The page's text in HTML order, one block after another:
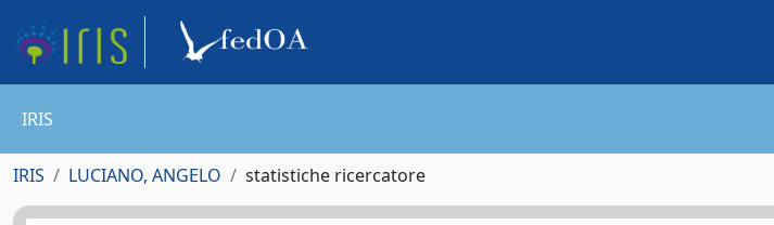
IRIS
IRIS LUCIANO, ANGELO statistiche ricercatore